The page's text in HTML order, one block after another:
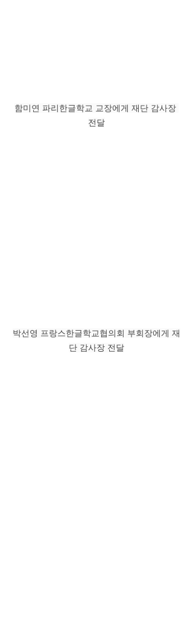
함미연 파리한글학교 교장에게 재단 감사장
전달
박선영 프랑스한글학교협의회 부회장에게 재
단 감사장 전달